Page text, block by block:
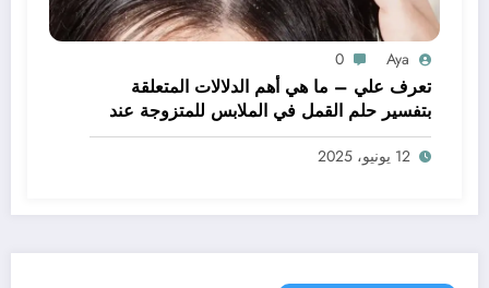
Aya
0
تعرف علي – ما هي أهم الدلالات المتعلقة
بتفسير حلم القمل في الملابس للمتزوجة عند
ابن سيرين؟ – بالتفصيل
12 يونيو، 2025